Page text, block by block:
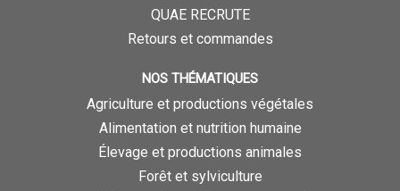
QUAE RECRUTE
Retours et commandes
NOS THÉMATIQUES
Agriculture et productions végétales
Alimentation et nutrition humaine
Élevage et productions animales
Forêt et sylviculture